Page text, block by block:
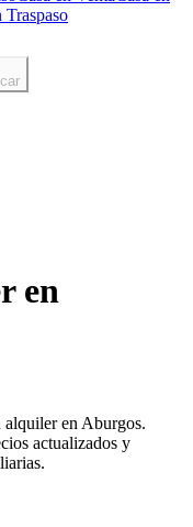
Traspaso
en
alquiler en Aburgos.
actualizados y